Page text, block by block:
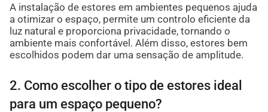
A instalação de estores em ambientes pequenos ajuda
a otimizar o espaço, permite um controlo eficiente da
luz natural e proporciona privacidade, tornando o
ambiente mais confortável. Além disso, estores bem
escolhidos podem dar uma sensação de amplitude.
2. Como escolher o tipo de estores ideal
para um espaço pequeno?